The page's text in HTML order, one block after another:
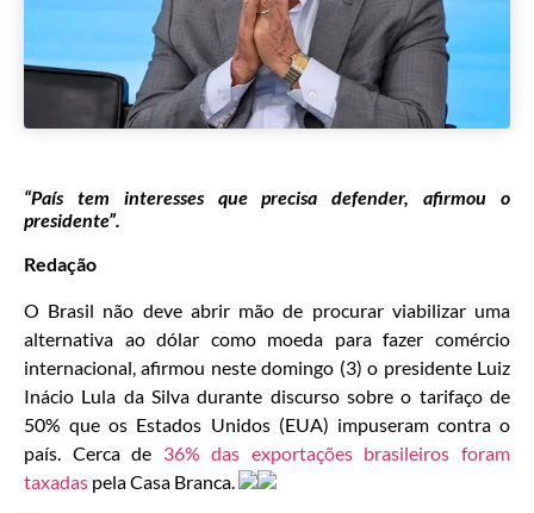
“País tem interesses que precisa defender, afirmou o
presidente”.
Redação
O Brasil não deve abrir mão de procurar viabilizar uma
alternativa ao dólar como moeda para fazer comércio
internacional, afirmou neste domingo (3) o presidente Luiz
Inácio Lula da Silva durante discurso sobre o tarifaço de
50% que os Estados Unidos (EUA) impuseram contra o
país. Cerca de 36% das exportações brasileiros foram
taxadas pela Casa Branca.